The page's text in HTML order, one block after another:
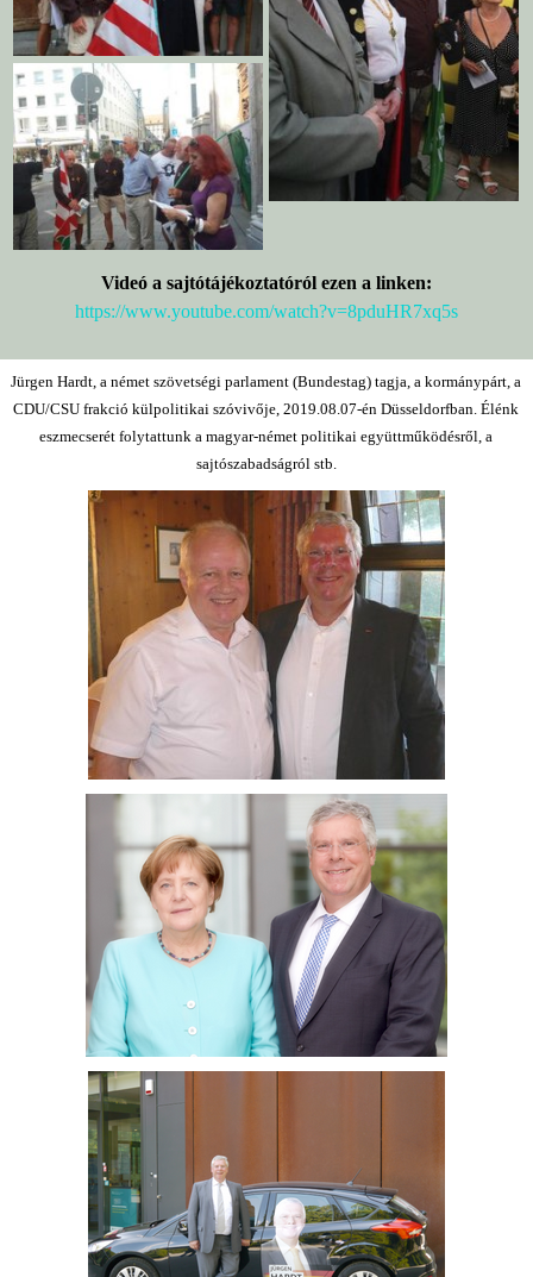
Videó a sajtótájékoztatóról ezen a linken:
https://www.youtube.com/watch?v=8pduHR7xq5s
Jürgen Hardt, a német szövetségi parlament (Bundestag) tagja, a kormánypárt, a
CDU/CSU frakció külpolitikai szóvivője, 2019.08.07-én Düsseldorfban. Élénk
eszmecserét folytattunk a magyar-német politikai együttműködésről, a
sajtószabadságról stb.